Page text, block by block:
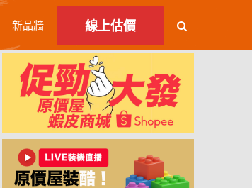
新品牆 線上估價